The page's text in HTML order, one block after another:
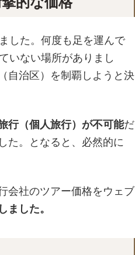
した。何度も足を運んで
いない場所がありまし
自治区）を制覇しようと決
行（個人旅行）が不可能だ
た。となると、必然的に
会社のツアー価格をウェブ
ました。